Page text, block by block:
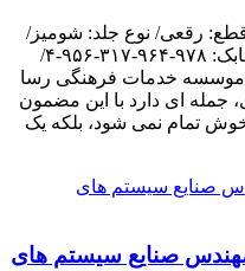
قطع: رقعی/ نوع جلد: شومیز/
تعداد صفحه:۳۴۴/ نوبت چاپ: اول/ شابک: ۹۷۸-۹۶۴-۳۱۷-۹۵۶-۴/
سال چاپ: ۱۳۹۷/ ناشر: موسسه خدمات فرهنگی رسا
جمله ای دارد با این مضمون
خوش تمام نمی شود، بلکه یک
صنایع سیستم های